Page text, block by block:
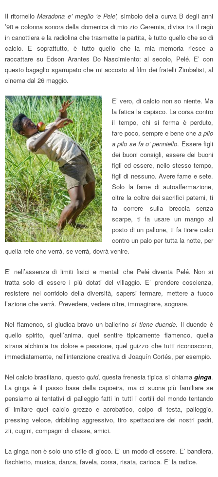
Il ritornelloMaradona e’ meglio ‘e Pele’,simbolo della curva B degli anni
’90 e colonna sonora della domenica di mio zio Geremia, divisa tra il ragù
in canottiera e la radiolina che trasmette la partita, è tutto quello che so di
calcio. E soprattutto, è tutto quello che la mia memoria riesce a
raccattare su Edson Arantes Do Nascimiento: al secolo, Pelé. E’ con
questo bagaglio sgarrupato che mi accosto al film dei fratelli Zimbalist, al
cinema dal 26 maggio.
E’ vero, di calcio non so niente. Ma
la fatica la capisco. La corsa contro
il tempo, chi si ferma è perduto,
fare poco, sempre e bene che a pilo
a pilo se fa o’ penniello. Essere figli
dei buoni consigli, essere dei buoni
figli ed essere, nello stesso tempo,
figli di nessuno. Avere fame e sete.
Solo la fame di autoaffermazione,
oltre la coltre dei sacrifici paterni, ti
fa correre sulla breccia senza
scarpe, ti fa usare un mango al
posto di un pallone, ti fa tirare calci
contro un palo per tutta la notte, per
quella rete che verrà, se verrà, dovrà venire.
E’ nell’assenza di limiti fisici e mentali che Pelé diventa Pelé. Non si
tratta solo di essere i più dotati del villaggio. E’ prendere coscienza,
resistere nel corridoio della diversità, sapersi fermare, mettere a fuoco
l’azione che verrà. Prevedere, vedere oltre, immaginare, sognare.
Nel flamenco, si giudica bravo un ballerinosi tiene duende. Il duende è
quello spirito, quell’anima, quel sentire tipicamente flamenco, quella
strana alchimia tra dolore e passione, quel guizzo che tutti riconoscono,
immediatamente, nell’intenzione creativa di Joaquín Cortés, per esempio.
Nel calcio brasiliano, questo quid, questa frenesia tipica si chiamaginga.
La ginga è il passo base della capoeira, ma ci suona più familiare se
pensiamo ai tentativi di palleggio fatti in tutti i cortili del mondo tentando
di imitare quel calcio grezzo e acrobatico, colpo di testa, palleggio,
pressing veloce, dribbling aggressivo, tiro spettacolare dei nostri padri,
zii, cugini, compagni di classe, amici.
La ginga non è solo uno stile di gioco. E’ un modo di essere. E’ bandiera,
fischietto, musica, danza, favela, corsa, risata, carioca. E’ la radice.